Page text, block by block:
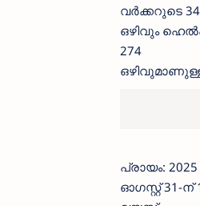
വർക്കറുടെ
ഒഴിവും
274
പ്രായം: 2025
ഓഗസ്റ്റ് 31-ന്